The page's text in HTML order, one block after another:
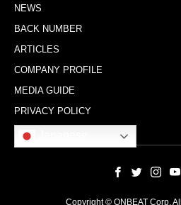
NEWS
BACK NUMBER
ARTICLES
COMPANY PROFILE
MEDIA GUIDE
PRIVACY POLICY
Copyright © ONBEAT Corp.